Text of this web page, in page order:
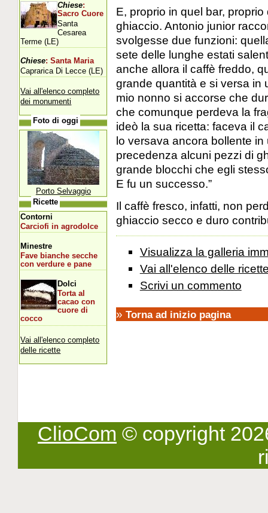
E, proprio in quel bar,
ghiaccio. Antonio junior
svolgesse due funzioni:
sete delle lunghe estati
anche allora il caffè freddo,
grande quantità e si versa in
mio nonno si accorse che
che comunque perdeva la
ideò la sua ricetta: faceva il
lo versava ancora bollente
precedenza alcuni pezzi di
grande blocchi che egli
E fu un successo.”
Il caffè fresco, infatti, non
ghiaccio secco e duro
Visualizza la galleria
Vai all'elenco delle
Scrivi un commento
» Torna ad inizio pagina
Chiese:
Sacro Cuore
Santa
Cesarea
Terme (LE)
Chiese: Santa Maria
Caprarica Di Lecce (LE)
Vai all'elenco completo
dei monumenti
Foto di oggi
Porto Selvaggio
Ricette
Contorni
Carciofi in agrodolce
Minestre
Fave bianche secche
con verdure e pane
Dolci
Torta al
cacao con
cuore di
cocco
Vai all'elenco completo
delle ricette
ClioCom © copyright